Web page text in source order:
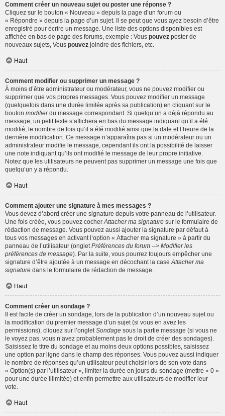
Comment créer un nouveau sujet ou poster une réponse ?
Cliquez sur le bouton « Nouveau » depuis la page d’un forum ou
« Répondre » depuis la page d’un sujet. Il se peut que vous ayez besoin d’être
enregistré pour écrire un message. Une liste des options disponibles est
affichée en bas de page des forums, exemple : Vous pouvez poster de
nouveaux sujets, Vous pouvez joindre des fichiers, etc.
Haut
Comment modifier ou supprimer un message ?
À moins d’être administrateur ou modérateur, vous ne pouvez modifier ou
supprimer que vos propres messages. Vous pouvez modifier un message
(quelquefois dans une durée limitée après sa publication) en cliquant sur le
bouton modifierdu message correspondant. Si quelqu’un a déjà répondu au
message, un petit texte s’affichera en bas du message indiquant qu’il a été
modifié, le nombre de fois qu’il a été modifié ainsi que la date et l’heure de la
dernière modification. Ce message n’apparaîtra pas si un modérateur ou un
administrateur modifie le message, cependant ils ont la possibilité de laisser
une note indiquant qu’ils ont modifié le message de leur propre initiative.
Notez que les utilisateurs ne peuvent pas supprimer un message une fois que
quelqu’un y a répondu.
Haut
Comment ajouter une signature à mes messages ?
Vous devez d’abord créer une signature depuis votre panneau de l’utilisateur.
Une fois créée, vous pouvez cocher Attacher ma signature sur le formulaire de
rédaction de message. Vous pouvez aussi ajouter la signature par défaut à
tous vos messages en activant l’option « Attacher ma signature » à partir du
panneau de l’utilisateur (onglet Préférences du forum --> Modifier les
préférences de message). Par la suite, vous pourrez toujours empêcher une
signature d’être ajoutée à un message en décochant la case Attacher ma
signature dans le formulaire de rédaction de message.
Haut
Comment créer un sondage ?
Il est facile de créer un sondage, lors de la publication d’un nouveau sujet ou
la modification du premier message d’un sujet (si vous en avez les
permissions), cliquez sur l’onglet Sondage sous la partie message (si vous ne
le voyez pas, vous n’avez probablement pas le droit de créer des sondages).
Saisissez le titre du sondage et au moins deux options possibles, saisissez
une option par ligne dans le champ des réponses. Vous pouvez aussi indiquer
le nombre de réponses qu’un utilisateur peut choisir lors de son vote dans
« Option(s) par l’utilisateur », limiter la durée en jours du sondage (mettre « 0 »
pour une durée illimitée) et enfin permettre aux utilisateurs de modifier leur
vote.
Haut